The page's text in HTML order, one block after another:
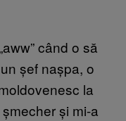
când o să
șef nașpa, o
la
și mi-a